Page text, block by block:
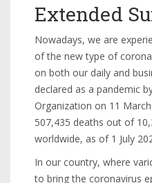
Extended
Nowadays, we are
of the new type of
on both our daily and
declared as a pandemic
Organization on 11
507,435 deaths out of
worldwide, as of 1 July
In our country, where
to bring the coronavirus